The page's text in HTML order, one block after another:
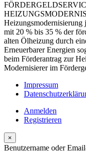
Heizungsmodernisierung
mit 20 % bis 35 % der
alten Ölheizung durch
Erneuerbarer Energien
beim Förderantrag zur
Modernisierer im
Impressum
Anmelden
Registrieren
×
Benutzername oder